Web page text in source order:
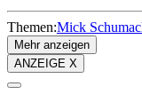
Themen:Mick
Mehr anzeigen
ANZEIGE X